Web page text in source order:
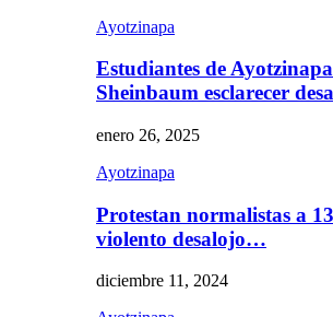
Ayotzinapa
Estudiantes de
Sheinbaum esclarecer
enero 26, 2025
Ayotzinapa
Protestan normalistas a
violento desalojo…
diciembre 11, 2024